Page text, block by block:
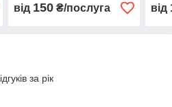
від 150₴/послуга від
за рік